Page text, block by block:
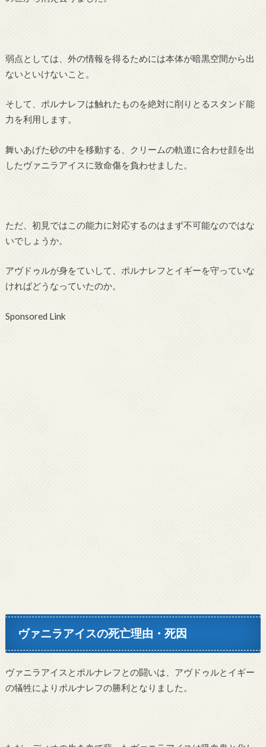
弱点としては、外の情報を得るためには本体が暗黒空間から出
ないといけないこと。
そして、ポルナレフは触れたものを絶対に削りとるスタンド能
力を利用します。
舞いあげた砂の中を移動する、クリームの軌道に合わせ顔を出
したヴァニラアイスに致命傷を負わせました。
ただ、初見ではこの能力に対応するのはまず不可能なのではな
いでしょうか。
アヴドゥルが身をていして、ポルナレフとイギーを守っていな
ければどうなっていたのか。
Sponsored Link
ヴァニラアイスの死亡理由・死因
ヴァニラアイスとポルナレフとの闘いは、アヴドゥルとイギー
の犠牲によりポルナレフの勝利となりました。